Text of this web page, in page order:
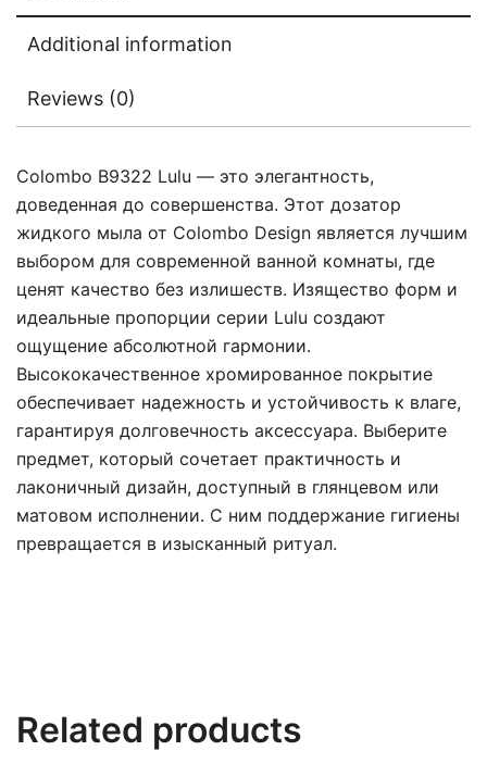
Additional information
Reviews (0)
Colombo B9322 Lulu — это элегантность,
доведенная до совершенства. Этот дозатор
жидкого мыла от Colombo Design является лучшим
выбором для современной ванной комнаты, где
ценят качество без излишеств. Изящество форм и
идеальные пропорции серии Lulu создают
ощущение абсолютной гармонии.
Высококачественное хромированное покрытие
обеспечивает надежность и устойчивость к влаге,
гарантируя долговечность аксессуара. Выберите
предмет, который сочетает практичность и
лаконичный дизайн, доступный в глянцевом или
матовом исполнении. С ним поддержание гигиены
превращается в изысканный ритуал.
Related products